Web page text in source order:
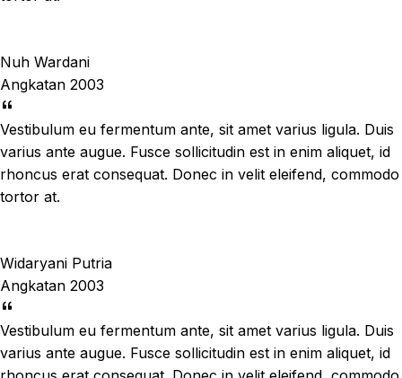
Nuh Wardani
Angkatan 2003
Vestibulum eu fermentum ante, sit amet varius ligula. Duis
varius ante augue. Fusce sollicitudin est in enim aliquet, id
rhoncus erat consequat. Donec in velit eleifend, commodo
tortor at.
Widaryani Putria
Angkatan 2003
Vestibulum eu fermentum ante, sit amet varius ligula. Duis
varius ante augue. Fusce sollicitudin est in enim aliquet, id